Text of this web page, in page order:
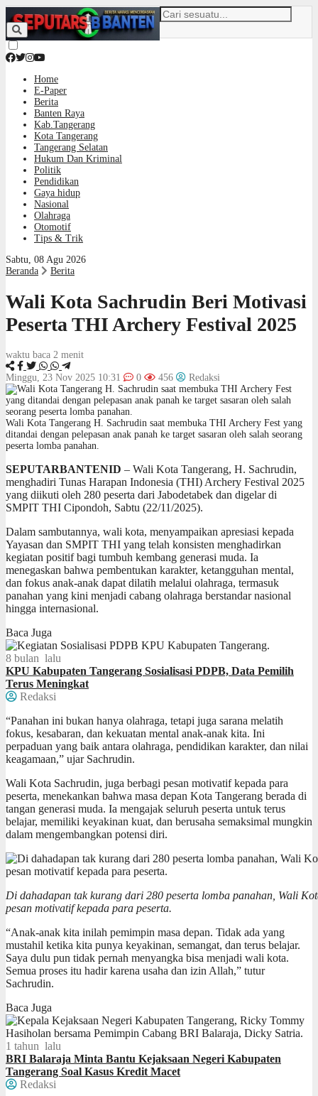
Home
E-Paper
Berita
Banten Raya
Kab.Tangerang
Kota Tangerang
Tangerang Selatan
Hukum Dan Kriminal
Politik
Pendidikan
Gaya hidup
Nasional
Olahraga
Otomotif
Tips & Trik
Sabtu, 08 Agu 2026
Beranda
Berita
Wali Kota Sachrudin Beri Motivasi
Peserta THI Archery Festival 2025
waktu baca 2 menit
Minggu, 23 Nov 2025 10:31 0 456 Redaksi
Wali Kota Tangerang H. Sachrudin saat membuka THI Archery Fest yang
ditandai dengan pelepasan anak panah ke target sasaran oleh salah seorang
peserta lomba panahan.
SEPUTARBANTENID – Wali Kota Tangerang, H. Sachrudin,
menghadiri Tunas Harapan Indonesia (THI) Archery Festival 2025
yang diikuti oleh 280 peserta dari Jabodetabek dan digelar di
SMPIT THI Cipondoh, Sabtu (22/11/2025).
Dalam sambutannya, wali kota, menyampaikan apresiasi kepada
Yayasan dan SMPIT THI yang telah konsisten menghadirkan
kegiatan positif bagi tumbuh kembang generasi muda. Ia
menegaskan bahwa pembentukan karakter, ketangguhan mental,
dan fokus anak-anak dapat dilatih melalui olahraga, termasuk
panahan yang kini menjadi cabang olahraga berstandar nasional
hingga internasional.
Baca Juga
8 bulan lalu
KPU Kabupaten Tangerang Sosialisasi PDPB, Data Pemilih
Terus Meningkat
Redaksi
“Panahan ini bukan hanya olahraga, tetapi juga sarana melatih
fokus, kesabaran, dan kekuatan mental anak-anak kita. Ini
perpaduan yang baik antara olahraga, pendidikan karakter, dan nilai
keagamaan,” ujar Sachrudin.
Wali Kota Sachrudin, juga berbagi pesan motivatif kepada para
peserta, menekankan bahwa masa depan Kota Tangerang berada di
tangan generasi muda. Ia mengajak seluruh peserta untuk terus
belajar, memiliki keyakinan kuat, dan berusaha semaksimal mungkin
dalam mengembangkan potensi diri.
Di dahadapan tak kurang dari 280 peserta lomba panahan, Wali
pesan motivatif kepada para peserta.
“Anak-anak kita inilah pemimpin masa depan. Tidak ada yang
mustahil ketika kita punya keyakinan, semangat, dan terus belajar.
Saya dulu pun tidak pernah menyangka bisa menjadi wali kota.
Semua proses itu hadir karena usaha dan izin Allah,” tutur
Sachrudin.
Baca Juga
1 tahun lalu
BRI Balaraja Minta Bantu Kejaksaan Negeri Kabupaten
Tangerang Soal Kasus Kredit Macet
Redaksi